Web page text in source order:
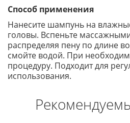
Способ применения
Нанесите шампунь на
головы. Вспеньте
распределяя пену по длине
смойте водой. При
процедуру. Подходит для
использования.